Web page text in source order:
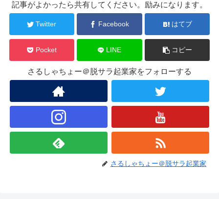
記事がよかったら共有してください。励みになります。
Twitter Facebook はてブ
Pocket LINE コピー
さるしゃちょー＠脱サラ起業家をフォローする
さるしゃちょー＠脱サラ起業家